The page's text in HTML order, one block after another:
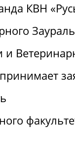
КВН
и